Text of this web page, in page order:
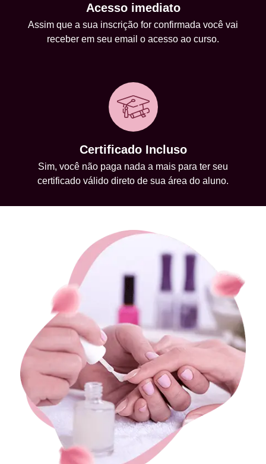
Acesso imediato
Assim que a sua inscrição for confirmada você vai
receber em seu email o acesso ao curso.
Certificado Incluso
Sim, você não paga nada a mais para ter seu
certificado válido direto de sua área do aluno.